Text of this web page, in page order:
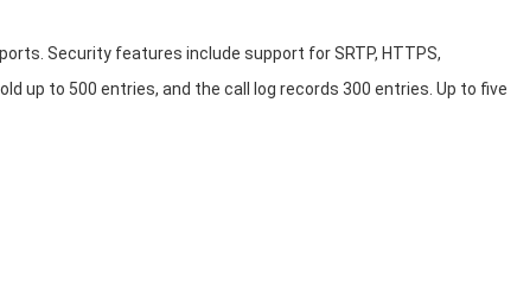
Security features include support for SRTP, HTTPS,
up to 500 entries, and the call log records 300 entries. Up to five